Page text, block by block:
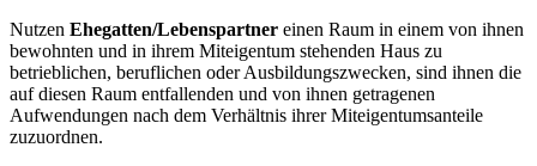
Nutzen Ehegatten/Lebenspartner einen Raum in einem von ihnen
bewohnten und in ihrem Miteigentum stehenden Haus zu
betrieblichen, beruflichen oder Ausbildungszwecken, sind ihnen die
auf diesen Raum entfallenden und von ihnen getragenen
Aufwendungen nach dem Verhältnis ihrer Miteigentumsanteile
zuzuordnen.